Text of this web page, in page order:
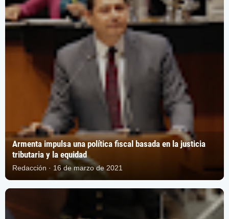
Armenta impulsa una política fiscal basada en la justicia
tributaria y la equidad
Redacción · 16 de marzo de 2021